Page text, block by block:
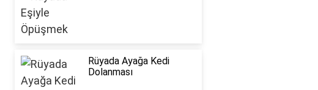
Rüyada Ayağa Kedi
Dolanması